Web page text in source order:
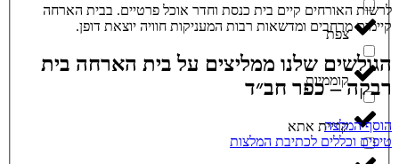
צפת
קוממיות
קריית אתא
לרשות האורחים קיים בית כנסת וחדר אוכל פרטיים. בבית הארחה
קיימים מרחבים ומדשאות רבות המעניקות חוויה יוצאת דופן.
הגולשים שלנו ממליצים על בית הארחה בית
רבקה – כפר חב״ד
הוסף המלצה
טיפים וכללים לכתיבת המלצות